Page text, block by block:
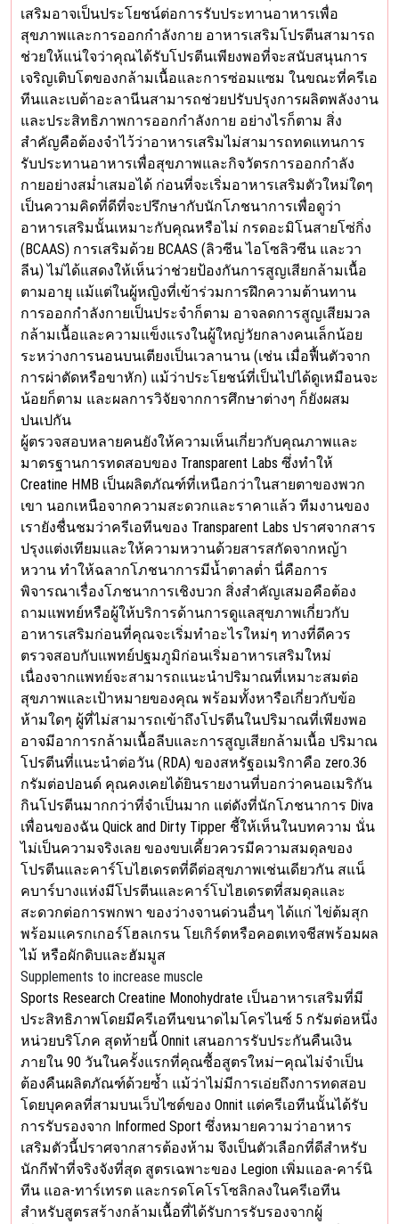
เสริมอาจเป็นประโยชน์ต่อการรับประทานอาหารเพื่อ
สุขภาพและการออกกำลังกาย อาหารเสริมโปรตีนสามารถ
ช่วยให้แน่ใจว่าคุณได้รับโปรตีนเพียงพอที่จะสนับสนุนการ
เจริญเติบโตของกล้ามเนื้อและการซ่อมแซม ในขณะที่ครีเอ
ทีนและเบต้าอะลานีนสามารถช่วยปรับปรุงการผลิตพลังงาน
และประสิทธิภาพการออกกำลังกาย อย่างไรก็ตาม สิ่ง
สำคัญคือต้องจำไว้ว่าอาหารเสริมไม่สามารถทดแทนการ
รับประทานอาหารเพื่อสุขภาพและกิจวัตรการออกกำลัง
กายอย่างสม่ำเสมอได้ ก่อนที่จะเริ่มอาหารเสริมตัวใหม่ใดๆ
เป็นความคิดที่ดีที่จะปรึกษากับนักโภชนาการเพื่อดูว่า
อาหารเสริมนั้นเหมาะกับคุณหรือไม่ กรดอะมิโนสายโซ่กิ่ง
(BCAAS) การเสริมด้วย BCAAS (ลิวซีน ไอโซลิวซีน และวา
ลีน) ไม่ได้แสดงให้เห็นว่าช่วยป้องกันการสูญเสียกล้ามเนื้อ
ตามอายุ แม้แต่ในผู้หญิงที่เข้าร่วมการฝึกความต้านทาน
การออกกำลังกายเป็นประจำก็ตาม อาจลดการสูญเสียมวล
กล้ามเนื้อและความแข็งแรงในผู้ใหญ่วัยกลางคนเล็กน้อย
ระหว่างการนอนบนเตียงเป็นเวลานาน (เช่น เมื่อฟื้นตัวจาก
การผ่าตัดหรือขาหัก) แม้ว่าประโยชน์ที่เป็นไปได้ดูเหมือนจะ
น้อยก็ตาม และผลการวิจัยจากการศึกษาต่างๆ ก็ยังผสม
ปนเปกัน
ผู้ตรวจสอบหลายคนยังให้ความเห็นเกี่ยวกับคุณภาพและ
มาตรฐานการทดสอบของ Transparent Labs ซึ่งทำให้
Creatine HMB เป็นผลิตภัณฑ์ที่เหนือกว่าในสายตาของพวก
เขา นอกเหนือจากความสะดวกและราคาแล้ว ทีมงานของ
เรายังชื่นชมว่าครีเอทีนของ Transparent Labs ปราศจากสาร
ปรุงแต่งเทียมและให้ความหวานด้วยสารสกัดจากหญ้า
หวาน ทำให้ฉลากโภชนาการมีน้ำตาลต่ำ นี่คือการ
พิจารณาเรื่องโภชนาการเชิงบวก สิ่งสำคัญเสมอคือต้อง
ถามแพทย์หรือผู้ให้บริการด้านการดูแลสุขภาพเกี่ยวกับ
อาหารเสริมก่อนที่คุณจะเริ่มทำอะไรใหม่ๆ ทางที่ดีควร
ตรวจสอบกับแพทย์ปฐมภูมิก่อนเริ่มอาหารเสริมใหม่
เนื่องจากแพทย์จะสามารถแนะนำปริมาณที่เหมาะสมต่อ
สุขภาพและเป้าหมายของคุณ พร้อมทั้งหารือเกี่ยวกับข้อ
ห้ามใดๆ ผู้ที่ไม่สามารถเข้าถึงโปรตีนในปริมาณที่เพียงพอ
อาจมีอาการกล้ามเนื้อลีบและการสูญเสียกล้ามเนื้อ ปริมาณ
โปรตีนที่แนะนำต่อวัน (RDA) ของสหรัฐอเมริกาคือ zero.36
กรัมต่อปอนด์ คุณคงเคยได้ยินรายงานที่บอกว่าคนอเมริกัน
กินโปรตีนมากกว่าที่จำเป็นมาก แต่ดังที่นักโภชนาการ Diva
เพื่อนของฉัน Quick and Dirty Tipper ชี้ให้เห็นในบทความ นั่น
ไม่เป็นความจริงเลย ของขบเคี้ยวควรมีความสมดุลของ
โปรตีนและคาร์โบไฮเดรตที่ดีต่อสุขภาพเช่นเดียวกัน สแน็
คบาร์บางแห่งมีโปรตีนและคาร์โบไฮเดรตที่สมดุลและ
สะดวกต่อการพกพา ของว่างจานด่วนอื่นๆ ได้แก่ ไข่ต้มสุก
พร้อมแครกเกอร์โฮลเกรน โยเกิร์ตหรือคอตเทจชีสพร้อมผล
ไม้ หรือผักดิบและฮัมมูส
Supplements to increase muscle
Sports Research Creatine Monohydrate เป็นอาหารเสริมที่มี
ประสิทธิภาพโดยมีครีเอทีนขนาดไมโครไนซ์ 5 กรัมต่อหนึ่ง
หน่วยบริโภค สุดท้ายนี้ Onnit เสนอการรับประกันคืนเงิน
ภายใน 90 วันในครั้งแรกที่คุณซื้อสูตรใหม่—คุณไม่จำเป็น
ต้องคืนผลิตภัณฑ์ด้วยซ้ำ แม้ว่าไม่มีการเอ่ยถึงการทดสอบ
โดยบุคคลที่สามบนเว็บไซต์ของ Onnit แต่ครีเอทีนนั้นได้รับ
การรับรองจาก Informed Sport ซึ่งหมายความว่าอาหาร
เสริมตัวนี้ปราศจากสารต้องห้าม จึงเป็นตัวเลือกที่ดีสำหรับ
นักกีฬาที่จริงจังที่สุด สูตรเฉพาะของ Legion เพิ่มแอล-คาร์นิ
ทีน แอล-ทาร์เทรต และกรดโคโรโซลิกลงในครีเอทีน
สำหรับสูตรสร้างกล้ามเนื้อที่ได้รับการรับรองจากผู้